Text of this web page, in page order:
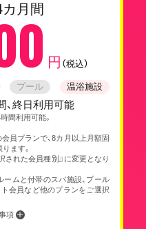
月間
円 （税込）
プール 温浴施設
、終日利用可能
間利用可能。
員プランで、8カ月以上月額固
ます。
された会員種別』に変更となり
ームと付帯のスパ施設、プール
会員など他のプランをご選択
項